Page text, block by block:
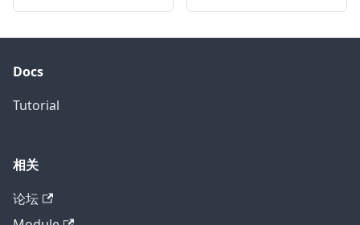
Docs
Tutorial
相关
论坛